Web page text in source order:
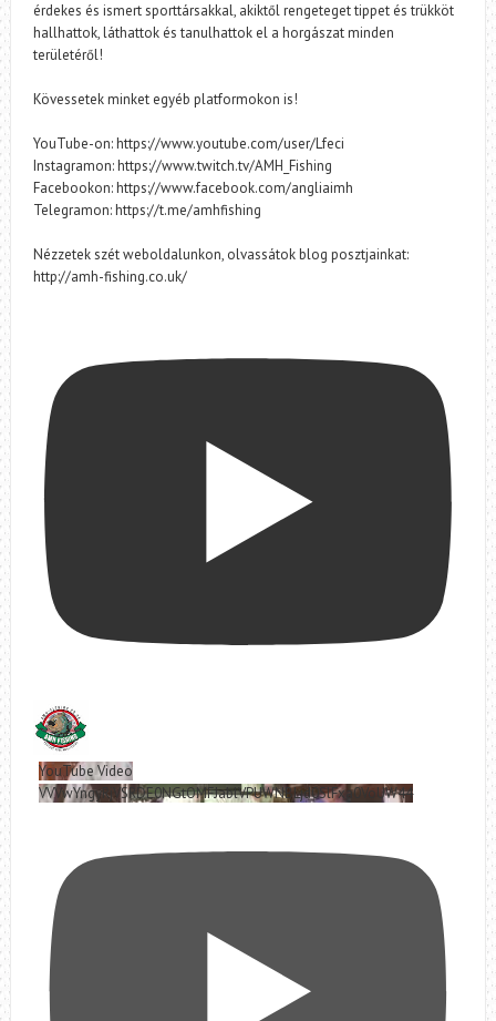
érdekes és ismert sporttársakkal, akiktől rengeteget tippet és trükköt
hallhattok, láthattok és tanulhattok el a horgászat minden
területéről!
Kövessetek minket egyéb platformokon is!
YouTube-on: https://www.youtube.com/user/Lfeci
Instagramon: https://www.twitch.tv/AMH_Fishing
Facebookon: https://www.facebook.com/angliaimh
Telegramon: https://t.me/amhfishing
Nézzetek szét weboldalunkon, olvassátok blog posztjainkat:
http://amh-fishing.co.uk/
YouTube Video
VVVwYngyRjVSRDE0NGtOMFJablVPUWNBLjd0SlFxa0VoUW44